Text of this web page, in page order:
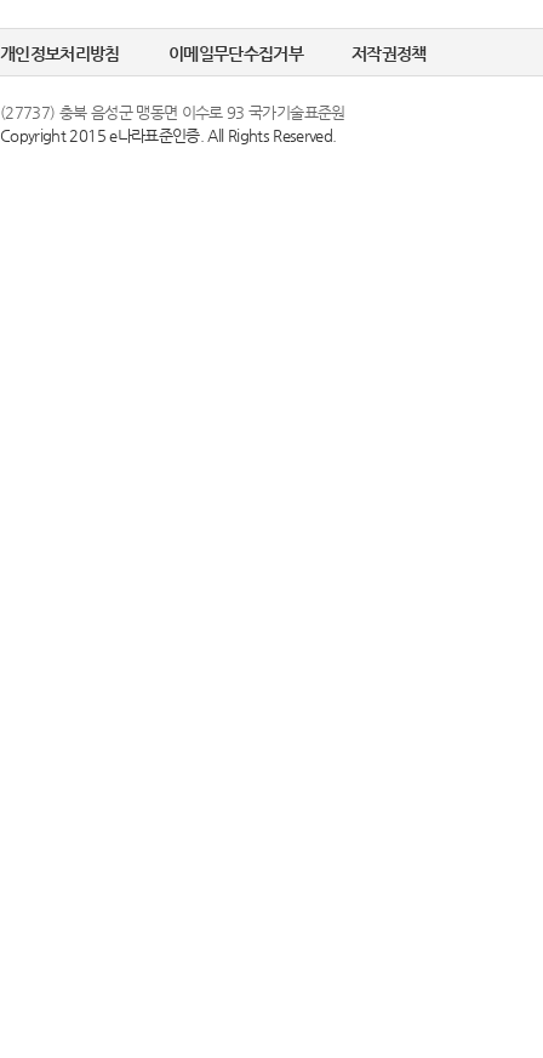
개인정보처리방침 이메일무단수집거부 저작권정책
(27737) 충북 음성군 맹동면 이수로 93 국가기술표준원
Copyright 2015 e나라표준인증. All Rights Reserved.